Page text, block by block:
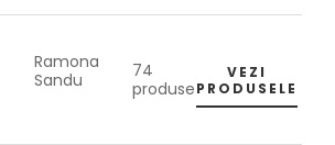
Ramona
Sandu
74
produse
VEZI
PRODUSELE